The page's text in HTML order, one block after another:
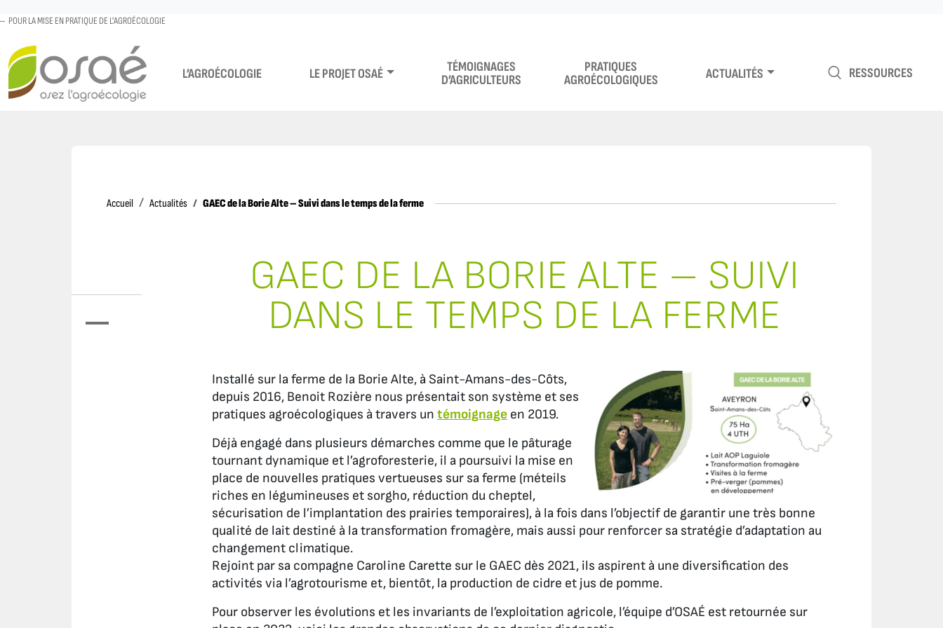
POUR LA MISE EN PRATIQUE DE L'AGROÉCOLOGIE
L’AGROÉCOLOGIE LE PROJET OSAÉ
TÉMOIGNAGES
D’AGRICULTEURS
PRATIQUES
AGROÉCOLOGIQUES
ACTUALITÉS RESSOURCES
Accueil AccueilActualités GAEC de la Borie Alte – Suivi dans le temps de la ferme
GAEC DE LA BORIE ALTE – SUIVI
DANS LE TEMPS DE LA FERME
Installé sur la ferme de la Borie Alte, à Saint-Amans-des-Côts,
depuis 2016, Benoit Rozière nous présentait son système et ses
pratiques agroécologiques à travers un témoignage en 2019.
Déjà engagé dans plusieurs démarches comme que le pâturage
tournant dynamique et l’agroforesterie, il a poursuivi la mise en
place de nouvelles pratiques vertueuses sur sa ferme (méteils
riches en légumineuses et sorgho, réduction du cheptel,
sécurisation de l’implantation des prairies temporaires), à la fois dans l’objectif de garantir une très bonne
qualité de lait destiné à la transformation fromagère, mais aussi pour renforcer sa stratégie d’adaptation au
changement climatique.
Rejoint par sa compagne Caroline Carette sur le GAEC dès 2021, ils aspirent à une diversification des
activités via l’agrotourisme et, bientôt, la production de cidre et jus de pomme.
Pour observer les évolutions et les invariants de l’exploitation agricole, l’équipe d’OSAÉ est retournée sur